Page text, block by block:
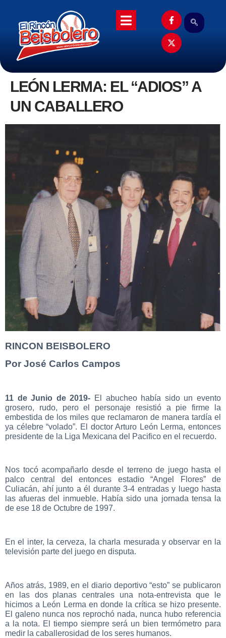
LEÓN LERMA: EL “ADIOS” A
UN CABALLERO
RINCON BEISBOLERO
Por José Carlos Campos
11 de Junio de 2019- El abucheo había sido un evento
grosero, rudo, pero el personaje resistió a pie firme la
embestida de los miles que reclamaron de manera tardía el
ya célebre “volado”. El doctor Arturo León Lerma, entonces
presidente de la Liga Mexicana del Pacifico en el recuerdo.
Nos tocó acompañarlo desde el terreno de juego hasta el
palco central del entonces estadio “Angel Flores” de
Culiacán, ahí junto a él durante 3-4 entradas y luego hasta
las afueras del inmueble. Había sido una jornada tensa la
de ese 18 de Octubre de 1997.
En el inter, la cerveza, la charla mesurada y observar en la
televisión parte del juego en disputa.
Años atrás, 1989, en el diario deportivo “esto” se publicaron
en las dos planas centrales una nota-entrevista que le
hicimos a León Lerma en donde la crítica se hizo presente.
El galeno nunca nos reprochó nada, nunca hubo referencia
a la nota. El tiempo siempre será un bien termómetro para
medir la caballerosidad de los seres humanos.